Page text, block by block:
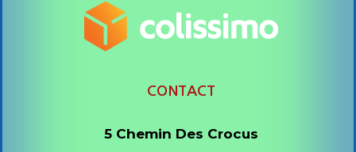
CONTACT
5 Chemin Des Crocus